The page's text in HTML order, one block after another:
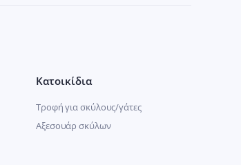
Κατοικίδια
Τροφή για σκύλους/γάτες
Αξεσουάρ σκύλων